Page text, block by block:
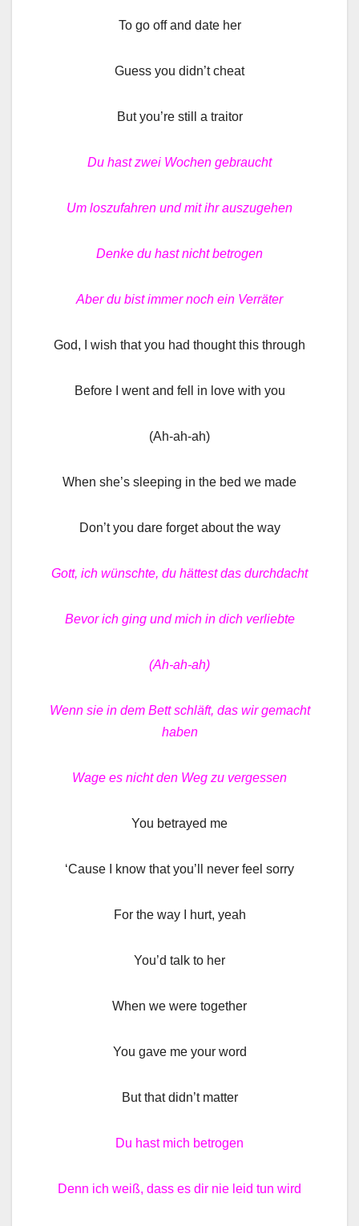
To go off and date her
Guess you didn’t cheat
But you’re still a traitor
Du hast zwei Wochen gebraucht
Um loszufahren und mit ihr auszugehen
Denke du hast nicht betrogen
Aber du bist immer noch ein Verräter
God, I wish that you had thought this through
Before I went and fell in love with you
(Ah-ah-ah)
When she’s sleeping in the bed we made
Don’t you dare forget about the way
Gott, ich wünschte, du hättest das durchdacht
Bevor ich ging und mich in dich verliebte
(Ah-ah-ah)
Wenn sie in dem Bett schläft, das wir gemacht
haben
Wage es nicht den Weg zu vergessen
You betrayed me
‘Cause I know that you’ll never feel sorry
For the way I hurt, yeah
You’d talk to her
When we were together
You gave me your word
But that didn’t matter
Du hast mich betrogen
Denn ich weiß, dass es dir nie leid tun wird